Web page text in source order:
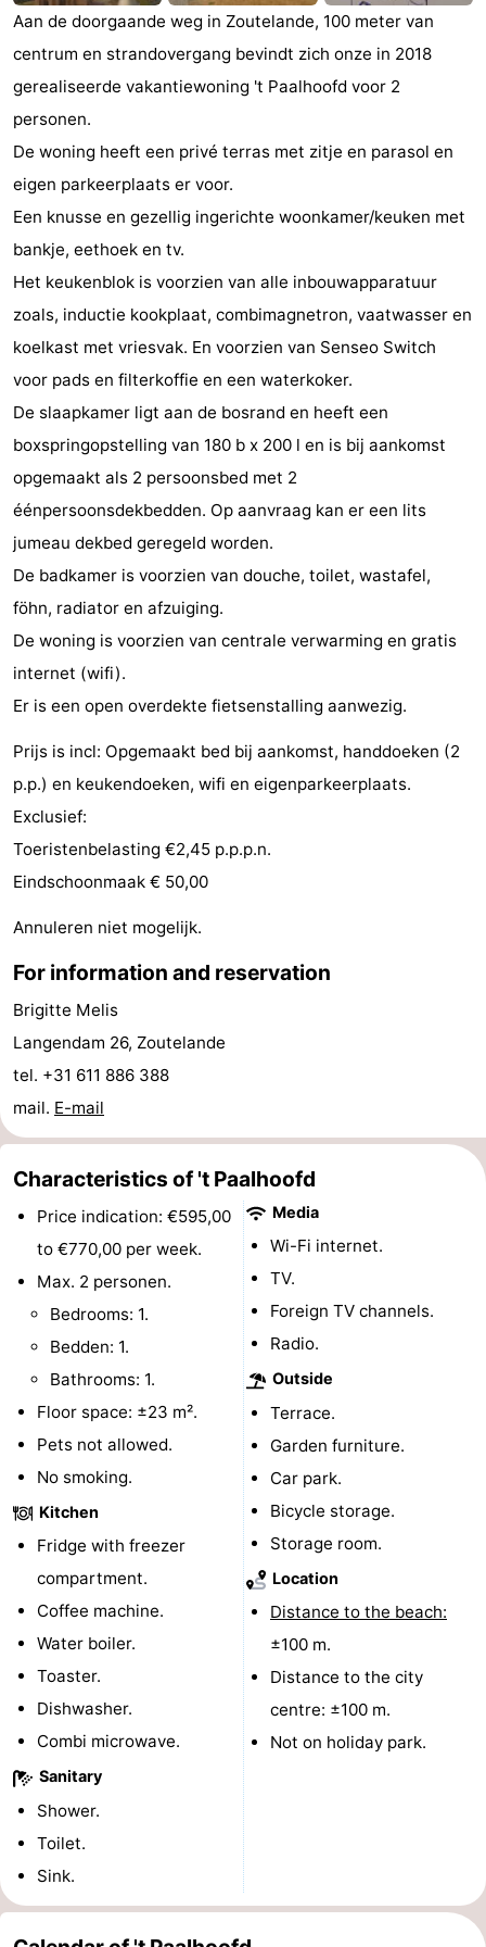
Zandput
Duinzicht
-
Joossesweg
-
Kustlicht
-
Meerpaal
-
Strandcamping
Valkenisse
-
Zee,
Bos
en
Duin
Hotels
Lastminutes
Beach
See
&
do
-
Museums
-
Galleries
-
Monuments
-
Churches
-
Lighthouses
-
Observation
points
Attractions
-
Playgrounds
-
centres
centers
Villages
&
Cities
Nature
Guided
Swimming
Hiking
riding
Golf
-
&
Beverages
Events
riding
Practical
Route
-
Parking
Medical
addresses
Region
Zeeland
Aan de doorgaande weg in Zoutelande, 100 meter van
centrum en strandovergang bevindt zich onze in 2018
gerealiseerde vakantiewoning 't Paalhoofd voor 2
personen.
De woning heeft een privé terras met zitje en parasol en
eigen parkeerplaats er voor.
Een knusse en gezellig ingerichte woonkamer/keuken met
bankje, eethoek en tv.
Het keukenblok is voorzien van alle inbouwapparatuur
zoals, inductie kookplaat, combimagnetron, vaatwasser en
koelkast met vriesvak. En voorzien van Senseo Switch
voor pads en filterkoffie en een waterkoker.
De slaapkamer ligt aan de bosrand en heeft een
boxspringopstelling van 180 b x 200 l en is bij aankomst
opgemaakt als 2 persoonsbed met 2
éénpersoonsdekbedden. Op aanvraag kan er een lits
jumeau dekbed geregeld worden.
De badkamer is voorzien van douche, toilet, wastafel,
föhn, radiator en afzuiging.
De woning is voorzien van centrale verwarming en gratis
internet (wifi).
Er is een open overdekte fietsenstalling aanwezig.
Prijs is incl: Opgemaakt bed bij aankomst, handdoeken (2
p.p.) en keukendoeken, wifi en eigenparkeerplaats.
Exclusief:
Toeristenbelasting €2,45 p.p.p.n.
Eindschoonmaak € 50,00
Annuleren niet mogelijk.
For information and reservation
Brigitte Melis
Langendam 26, Zoutelande
tel. +31 611 886 388
mail. E-mail
Characteristics of 't Paalhoofd
Price indication: €595,00
to €770,00 per week.
Max. 2 personen.
Bedrooms: 1.
Bedden: 1.
Bathrooms: 1.
Floor space: ±23 m².
Pets not allowed.
No smoking.
Kitchen
Fridge with freezer
compartment.
Coffee machine.
Water boiler.
Toaster.
Dishwasher.
Combi microwave.
Sanitary
Shower.
Toilet.
Sink.
Media
Wi-Fi internet.
TV.
Foreign TV channels.
Radio.
Outside
Terrace.
Garden furniture.
Car park.
Bicycle storage.
Storage room.
Location
Distance to the beach:
±100 m.
Distance to the city
centre: ±100 m.
Not on holiday park.